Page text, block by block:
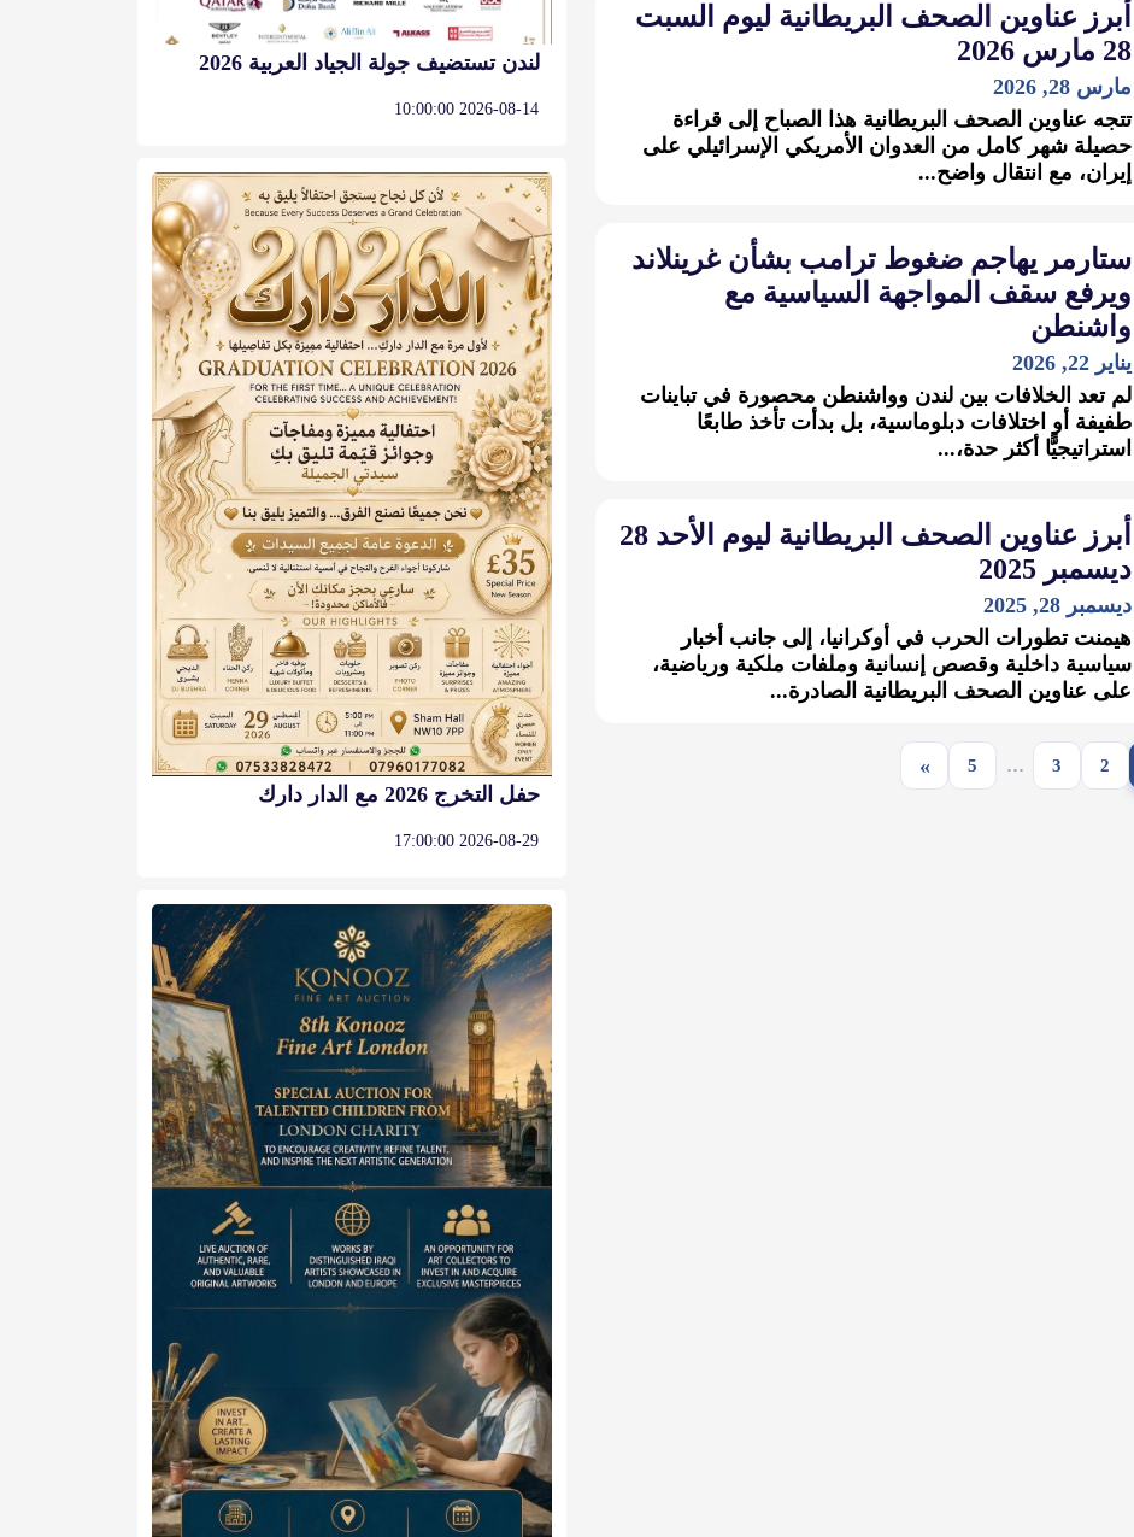
أبرز عناوين الصحف البريطانية ليوم السبت
28 مارس 2026
مارس 28, 2026
تتجه عناوين الصحف البريطانية هذا الصباح إلى قراءة
حصيلة شهر كامل من العدوان الأمريكي الإسرائيلي على
إيران، مع انتقال واضح...
ستارمر يهاجم ضغوط ترامب بشأن غرينلاند
ويرفع سقف المواجهة السياسية مع
واشنطن
يناير 22, 2026
لم تعد الخلافات بين لندن وواشنطن محصورة في تباينات
طفيفة أو اختلافات دبلوماسية، بل بدأت تأخذ طابعًا
استراتيجيًّا أكثر حدة،...
أبرز عناوين الصحف البريطانية ليوم الأحد 28
ديسمبر 2025
ديسمبر 28, 2025
هيمنت تطورات الحرب في أوكرانيا، إلى جانب أخبار
سياسية داخلية وقصص إنسانية وملفات ملكية ورياضية،
على عناوين الصحف البريطانية الصادرة...
2
3
…
5
»
لندن تستضيف جولة الجياد العربية 2026
2026-08-14 10:00:00
حفل التخرج 2026 مع الدار دارك
2026-08-29 17:00:00